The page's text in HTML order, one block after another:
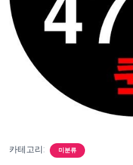
카테고리: 미분류